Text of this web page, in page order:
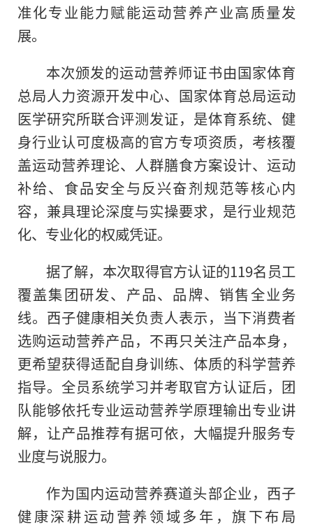
准化专业能力赋能运动营养产业高质量发
展。
本次颁发的运动营养师证书由国家体育
总局人力资源开发中心、国家体育总局运动
医学研究所联合评测发证，是体育系统、健
身行业认可度极高的官方专项资质，考核覆
盖运动营养理论、人群膳食方案设计、运动
补给、食品安全与反兴奋剂规范等核心内
容，兼具理论深度与实操要求，是行业规范
化、专业化的权威凭证。
据了解，本次取得官方认证的119名员工
覆盖集团研发、产品、品牌、销售全业务
线。西子健康相关负责人表示，当下消费者
选购运动营养产品，不再只关注产品本身，
更希望获得适配自身训练、体质的科学营养
指导。全员系统学习并考取官方认证后，团
队能够依托专业运动营养学原理输出专业讲
解，让产品推荐有据可依，大幅提升服务专
业度与说服力。
作为国内运动营养赛道头部企业，西子
健康深耕运动营养领域多年，旗下布局